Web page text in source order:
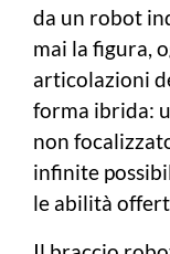
da un robot
mai la figura,
articolazioni
forma ibrida:
non
infinite
le abilità